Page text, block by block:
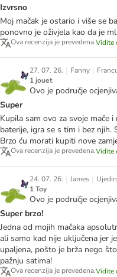
Izvrsno
Moj mačak je ostario i više se
ponovno je oživjela kao da je
Ova recenzija je prevedena.Vidite
27. 07. 26. | Fanny |
1 jouet
Ovo je područje
Super
Kupila sam ovo za svoje mače
baterije, igra se s tim i bez njih.
Brzo ću morati kupiti nove
Ova recenzija je prevedena.Vidite
24. 07. 26. | James |
1 Toy
Ovo je područje
Super brzo!
Jedna od mojih mačaka
ali samo kad nije uključena jer
upaljena, pošto je brža nego
pažnju satima!
Ova recenzija je prevedena.Vidite